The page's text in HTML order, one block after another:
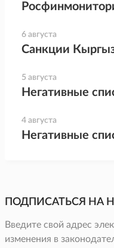
6 августа
Санкции
5 августа
Негативные
4 августа
Негативные
ПОДПИСАТЬСЯ НА
Введите свой адрес
изменения в